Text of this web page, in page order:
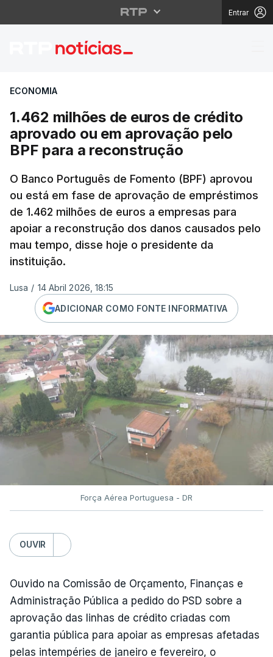
Entrar
1.462 milhões de
ECONOMIA
1.462 milhões de euros de crédito
aprovado ou em aprovação pelo
BPF para a reconstrução
O Banco Português de Fomento (BPF) aprovou
ou está em fase de aprovação de empréstimos
de 1.462 milhões de euros a empresas para
apoiar a reconstrução dos danos causados pelo
mau tempo, disse hoje o presidente da
instituição.
Lusa / 14 Abril 2026, 18:15
ADICIONAR COMO FONTE INFORMATIVA
Força Aérea Portuguesa - DR
OUVIR
Ouvido na Comissão de Orçamento, Finanças e
Administração Pública a pedido do PSD sobre a
aprovação das linhas de crédito criadas com
garantia pública para apoiar as empresas afetadas
pelas intempéries de janeiro e fevereiro, o